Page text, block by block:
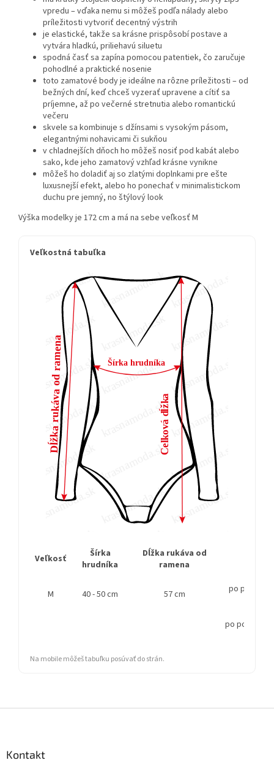
vpredu – vďaka nemu si môžeš podľa nálady alebo
príležitosti vytvoriť decentný výstrih
je elastické, takže sa krásne prispôsobí postave a
vytvára hladkú, priliehavú siluetu
spodná časť sa zapína pomocou patentiek, čo zaručuje
pohodlné a praktické nosenie
toto zamatové body je ideálne na rôzne príležitosti – od
bežných dní, keď chceš vyzerať upravene a cítiť sa
príjemne, až po večerné stretnutia alebo romantickú
večeru
skvele sa kombinuje s džínsami s vysokým pásom,
elegantnými nohavicami či sukňou
v chladnejších dňoch ho môžeš nosiť pod kabát alebo
sako, kde jeho zamatový vzhľad krásne vynikne
môžeš ho doladiť aj so zlatými doplnkami pre ešte
luxusnejší efekt, alebo ho ponechať v minimalistickom
duchu pre jemný, no štýlový look
Výška modelky je 172 cm a má na sebe veľkosť M
Veľkostná tabuľka
Veľkosť
Šírka
hrudníka
Dĺžka rukáva od
ramena
M 40 - 50 cm 57 cm po prvý
po posledný
Na mobile môžeš tabuľku posúvať do strán.
Kontakt